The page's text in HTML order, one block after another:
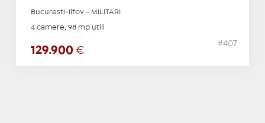
Bucuresti-Ilfov - MILITARI
4 camere, 98 mp utili
129.900 €
#407